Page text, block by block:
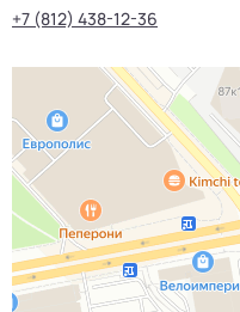
+7 (812) 438-12-36